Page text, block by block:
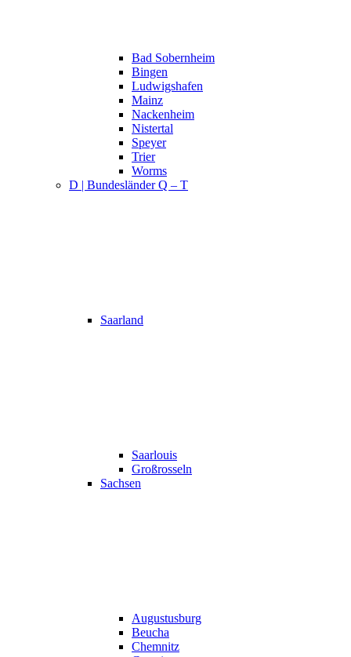
Bad Sobernheim
Bingen
Ludwigshafen
Mainz
Nackenheim
Nistertal
Speyer
Trier
Worms
D | Bundesländer Q – T
Saarland
Saarlouis
Großrosseln
Sachsen
Augustusburg
Beucha
Chemnitz